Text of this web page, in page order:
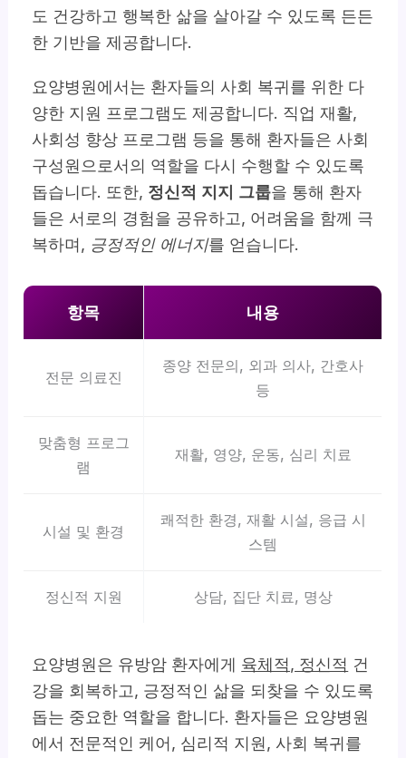
도 건강하고 행복한 삶을 살아갈 수 있도록 든든
한 기반을 제공합니다.
요양병원에서는 환자들의 사회 복귀를 위한 다
양한 지원 프로그램도 제공합니다. 직업 재활,
사회성 향상 프로그램 등을 통해 환자들은 사회
구성원으로서의 역할을 다시 수행할 수 있도록
돕습니다. 또한, 정신적 지지 그룹을 통해 환자
들은 서로의 경험을 공유하고, 어려움을 함께 극
복하며, 긍정적인 에너지를 얻습니다.
항목 내용
전문 의료진
종양 전문의, 외과 의사, 간호사
등
맞춤형 프로그
램
재활, 영양, 운동, 심리 치료
시설 및 환경
쾌적한 환경, 재활 시설, 응급 시
스템
정신적 지원 상담, 집단 치료, 명상
요양병원은 유방암 환자에게 육체적, 정신적 건
강을 회복하고, 긍정적인 삶을 되찾을 수 있도록
돕는 중요한 역할을 합니다. 환자들은 요양병원
에서 전문적인 케어, 심리적 지원, 사회 복귀를